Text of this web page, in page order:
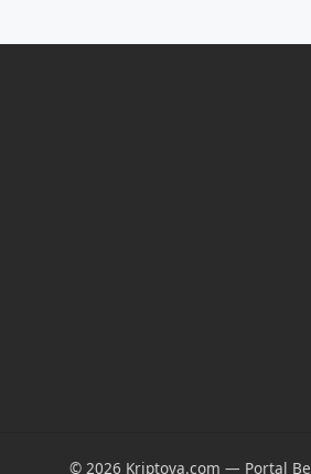
© 2026 Kriptova.com — Portal